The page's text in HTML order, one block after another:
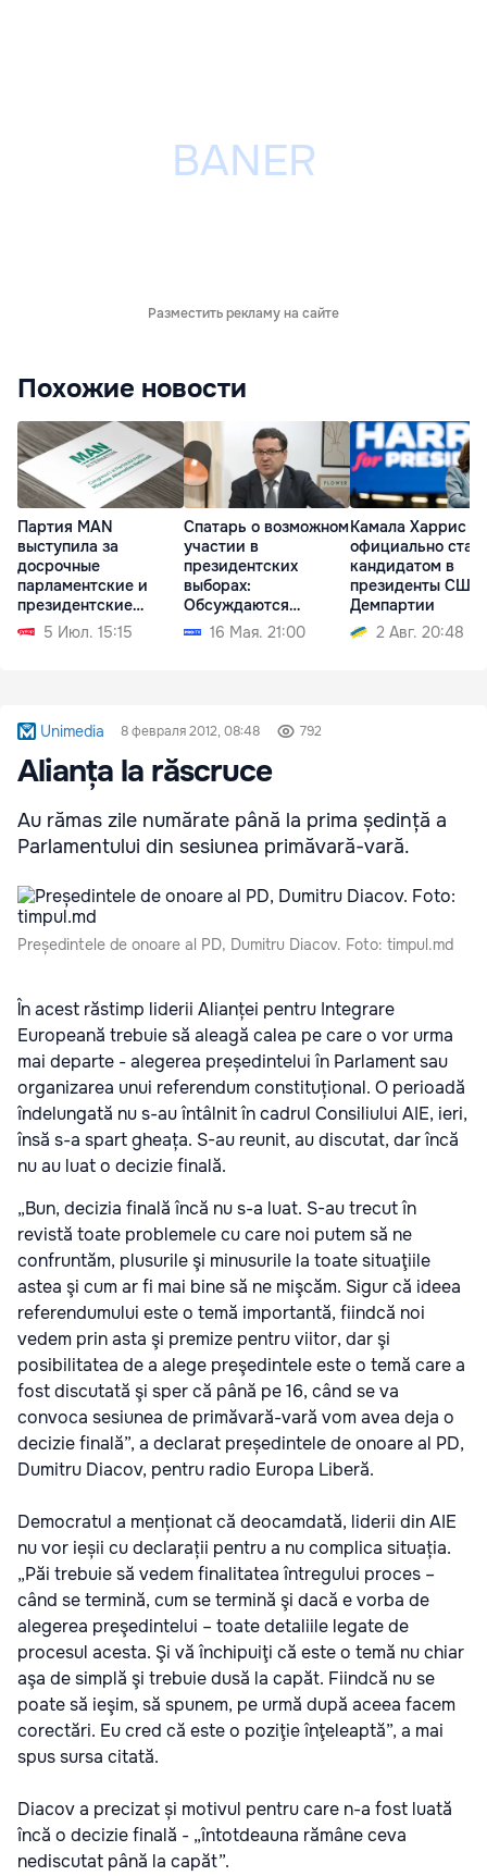
Разместить рекламу на сайте
Похожие новости
Партия MAN
выступила за
досрочные
парламентские и
президентские
выборы5 Июл. 15:15
Спатарь о возможном
участии в
президентских
выборах:
Обсуждаются
несколько
кандидатур
16 Мая. 21:00
Камала Харрис
официально
кандидатом в
президенты США
Демпартии
2 Авг. 20:48
Unimedia 8 февраля 2012, 08:48 792
Alianța la răscruce
Au rămas zile numărate până la prima ședință a
Parlamentului din sesiunea primăvară-vară.
Președintele de onoare al PD, Dumitru Diacov. Foto: timpul.md
În acest răstimp liderii Alianței pentru Integrare
Europeană trebuie să aleagă calea pe care o vor urma
mai departe - alegerea președintelui în Parlament sau
organizarea unui referendum constituțional. O perioadă
îndelungată nu s-au întâlnit în cadrul Consiliului AIE, ieri,
însă s-a spart gheața. S-au reunit, au discutat, dar încă
nu au luat o decizie finală.
„Bun, decizia finală încă nu s-a luat. S-au trecut în
revistă toate problemele cu care noi putem să ne
confruntăm, plusurile şi minusurile la toate situaţiile
astea şi cum ar fi mai bine să ne mişcăm. Sigur că ideea
referendumului este o temă importantă, fiindcă noi
vedem prin asta şi premize pentru viitor, dar şi
posibilitatea de a alege preşedintele este o temă care a
fost discutată şi sper că până pe 16, când se va
convoca sesiunea de primăvară-vară vom avea deja o
decizie finală”, a declarat președintele de onoare al PD,
Dumitru Diacov, pentru radio Europa Liberă.
Democratul a menționat că deocamdată, liderii din AIE
nu vor ieșii cu declarații pentru a nu complica situația.
„Păi trebuie să vedem finalitatea întregului proces –
când se termină, cum se termină şi dacă e vorba de
alegerea preşedintelui – toate detaliile legate de
procesul acesta. Şi vă închipuiţi că este o temă nu chiar
aşa de simplă şi trebuie dusă la capăt. Fiindcă nu se
poate să ieşim, să spunem, pe urmă după aceea facem
corectări. Eu cred că este o poziţie înţeleaptă”, a mai
spus sursa citată.
Diacov a precizat și motivul pentru care n-a fost luată
încă o decizie finală - „întotdeauna rămâne ceva
nediscutat până la capăt”.